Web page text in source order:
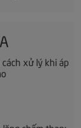
xử lý khi áp